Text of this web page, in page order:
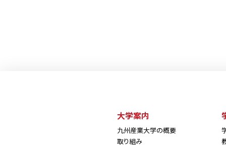
大学案内
九州産業大学の概要
取り組み